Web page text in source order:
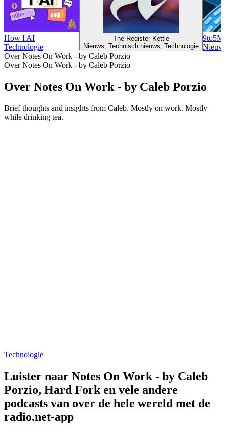
How I AI
Technologie
The Register Kettle
Nieuws, Technisch nieuws, Technologie
Over Notes On Work - by Caleb Porzio
Over Notes On Work - by Caleb Porzio
Over Notes On Work - by Caleb Porzio
Brief thoughts and insights from Caleb. Mostly on work. Mostly
while drinking tea.
Technologie
Luister naar Notes On Work - by Caleb
Porzio, Hard Fork en vele andere
podcasts van over de hele wereld met de
radio.net-app